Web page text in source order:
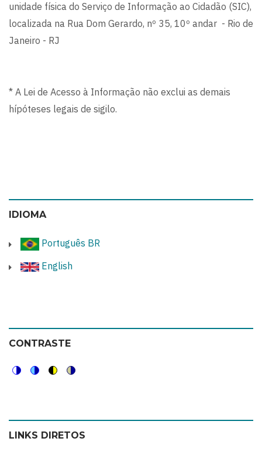
unidade física do Serviço de Informação ao Cidadão (SIC),
localizada na Rua Dom Gerardo, nº 35, 10º andar - Rio de
Janeiro - RJ
* A Lei de Acesso à Informação não exclui as demais
hípóteses legais de sigilo.
IDIOMA
Português BR
English
CONTRASTE
color
theme
blue
theme
high
visibility
soft
theme
LINKS DIRETOS